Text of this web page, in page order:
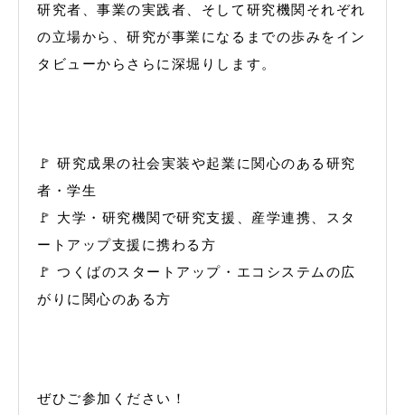
研究者、事業の実践者、そして研究機関それぞれ
の立場から、研究が事業になるまでの歩みをイン
タビューからさらに深堀りします。
🚩 研究成果の社会実装や起業に関心のある研究
者・学生
🚩 大学・研究機関で研究支援、産学連携、スタ
ートアップ支援に携わる方
🚩 つくばのスタートアップ・エコシステムの広
がりに関心のある方
ぜひご参加ください！